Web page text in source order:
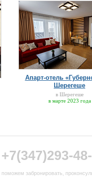
Апарт-отель
Шерегеше
в Шерегеше
в марте 2023 года
+7(347)293-
поможем забронировать,